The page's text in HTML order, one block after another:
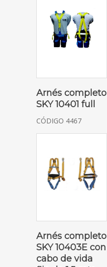
SOLICITAR COTIZACIÓN
Arnés completo
SKY 10401 full
CÓDIGO 4467
SOLICITAR COTIZACIÓN
Arnés completo
SKY 10403E con
cabo de vida